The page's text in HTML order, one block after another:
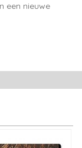
een nieuwe